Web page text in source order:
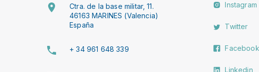
Ctra. de la base militar, 11.
46163 MARINES (Valencia)
España
+ 34 961 648 339
Instagram
Twitter
Facebook
Linkedin